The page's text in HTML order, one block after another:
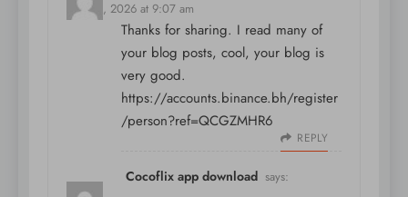
May 13, 2026 at 9:07 am
Thanks for sharing. I read many of
your blog posts, cool, your blog is
very good.
https://accounts.binance.bh/register
/person?ref=QCGZMHR6
REPLY
Cocoflix app download says: